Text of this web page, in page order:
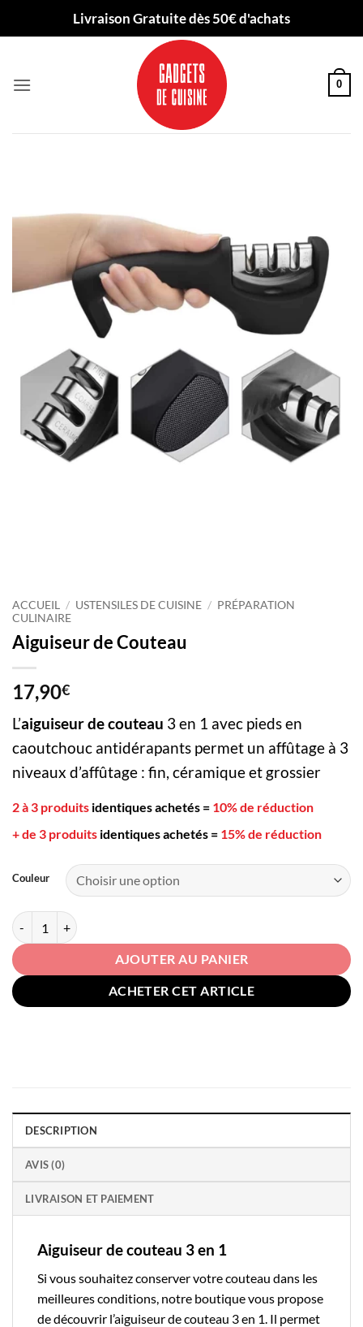
Livraison Gratuite dès 50€ d'achats
0
ACCUEIL / USTENSILES DE CUISINE / PRÉPARATION
CULINAIRE
Aiguiseur de Couteau
17,90€
L’aiguiseur de couteau 3 en 1 avec pieds en
caoutchouc antidérapants permet un affûtage à 3
niveaux d’affûtage : fin, céramique et grossier
2 à 3 produits identiques achetés = 10% de réduction
+ de 3 produits identiques achetés = 15% de réduction
Couleur
quantité de Aiguiseur de Couteau
AJOUTER AU PANIER
ACHETER CET ARTICLE
DESCRIPTION
AVIS (0)
LIVRAISON ET PAIEMENT
Aiguiseur de couteau 3 en 1
Si vous souhaitez conserver votrecouteau dans les
meilleures conditions, notre boutiquevous propose
de découvrir l’aiguiseur de couteau 3 en 1. Il permet